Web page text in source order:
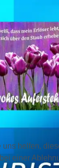
helfen,
einer